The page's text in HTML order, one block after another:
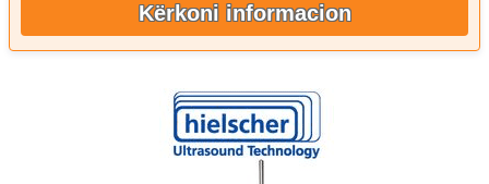
Kërkoni informacion